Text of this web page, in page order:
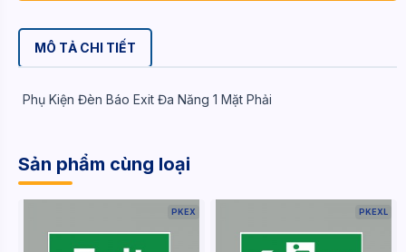
MÔ TẢ CHI TIẾT
Phụ Kiện Đèn Báo Exit Đa Năng 1 Mặt Phải
Sản phẩm cùng loại
PKEX PKEXL